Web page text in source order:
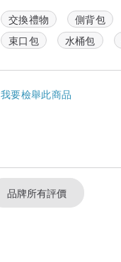
交換禮物 側背包
束口包
水桶包
我要檢舉此商品
品牌所有評價